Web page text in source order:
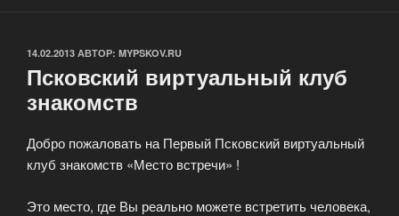
ОПУБЛИКОВАНО
14.02.2013 АВТОР: MYPSKOV.RU
Псковский виртуальный клуб
знакомств
Добро пожаловать на Первый Псковский виртуальный
клуб знакомств «Место встречи» !
Это место, где Вы реально можете встретить человека,